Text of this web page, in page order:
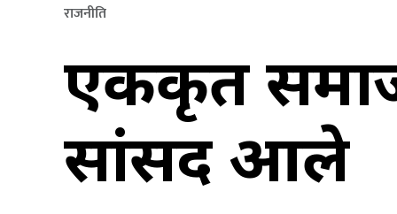
राजनीति
एकीकृत
सांसद आले